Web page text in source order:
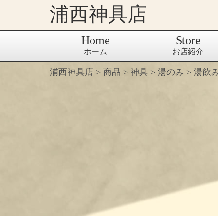
浦西神具店
Home
ホーム
Store
お店紹介
浦西神具店 > 商品 > 神具 > 湯のみ > 湯飲